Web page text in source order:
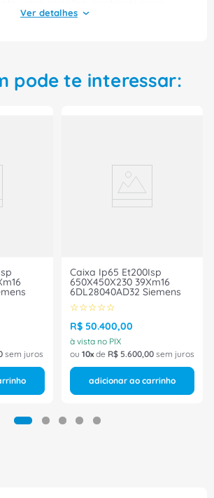
contribuindo para a
Adicionais: Tiras De Encaixe
(medida): 39,80 X17,20 mm
Contact
pode te interessar:
sem juros
Caixa Ip65 Et200Isp
650X450X230 39Xm16
6DL28040AD32 Siemens
☆☆☆☆☆
R$ 50.400,00
à vista no PIX
ou 10 de R$ 5.600,00 sem juros
adicionar ao carrinho